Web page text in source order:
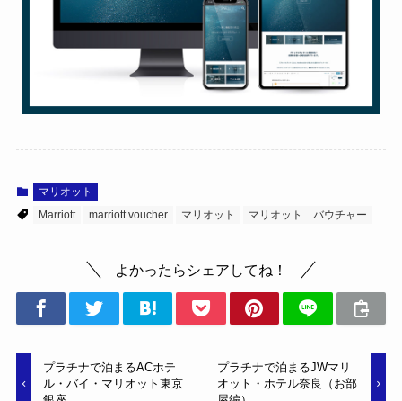
マリオット
Marriott
marriott voucher マリオット マリオット バウチャー
よかったらシェアしてね！
プラチナで泊まるACホテ
ル・バイ・マリオット東京
プラチナで泊まるJWマリ
オット・ホテル奈良（お部